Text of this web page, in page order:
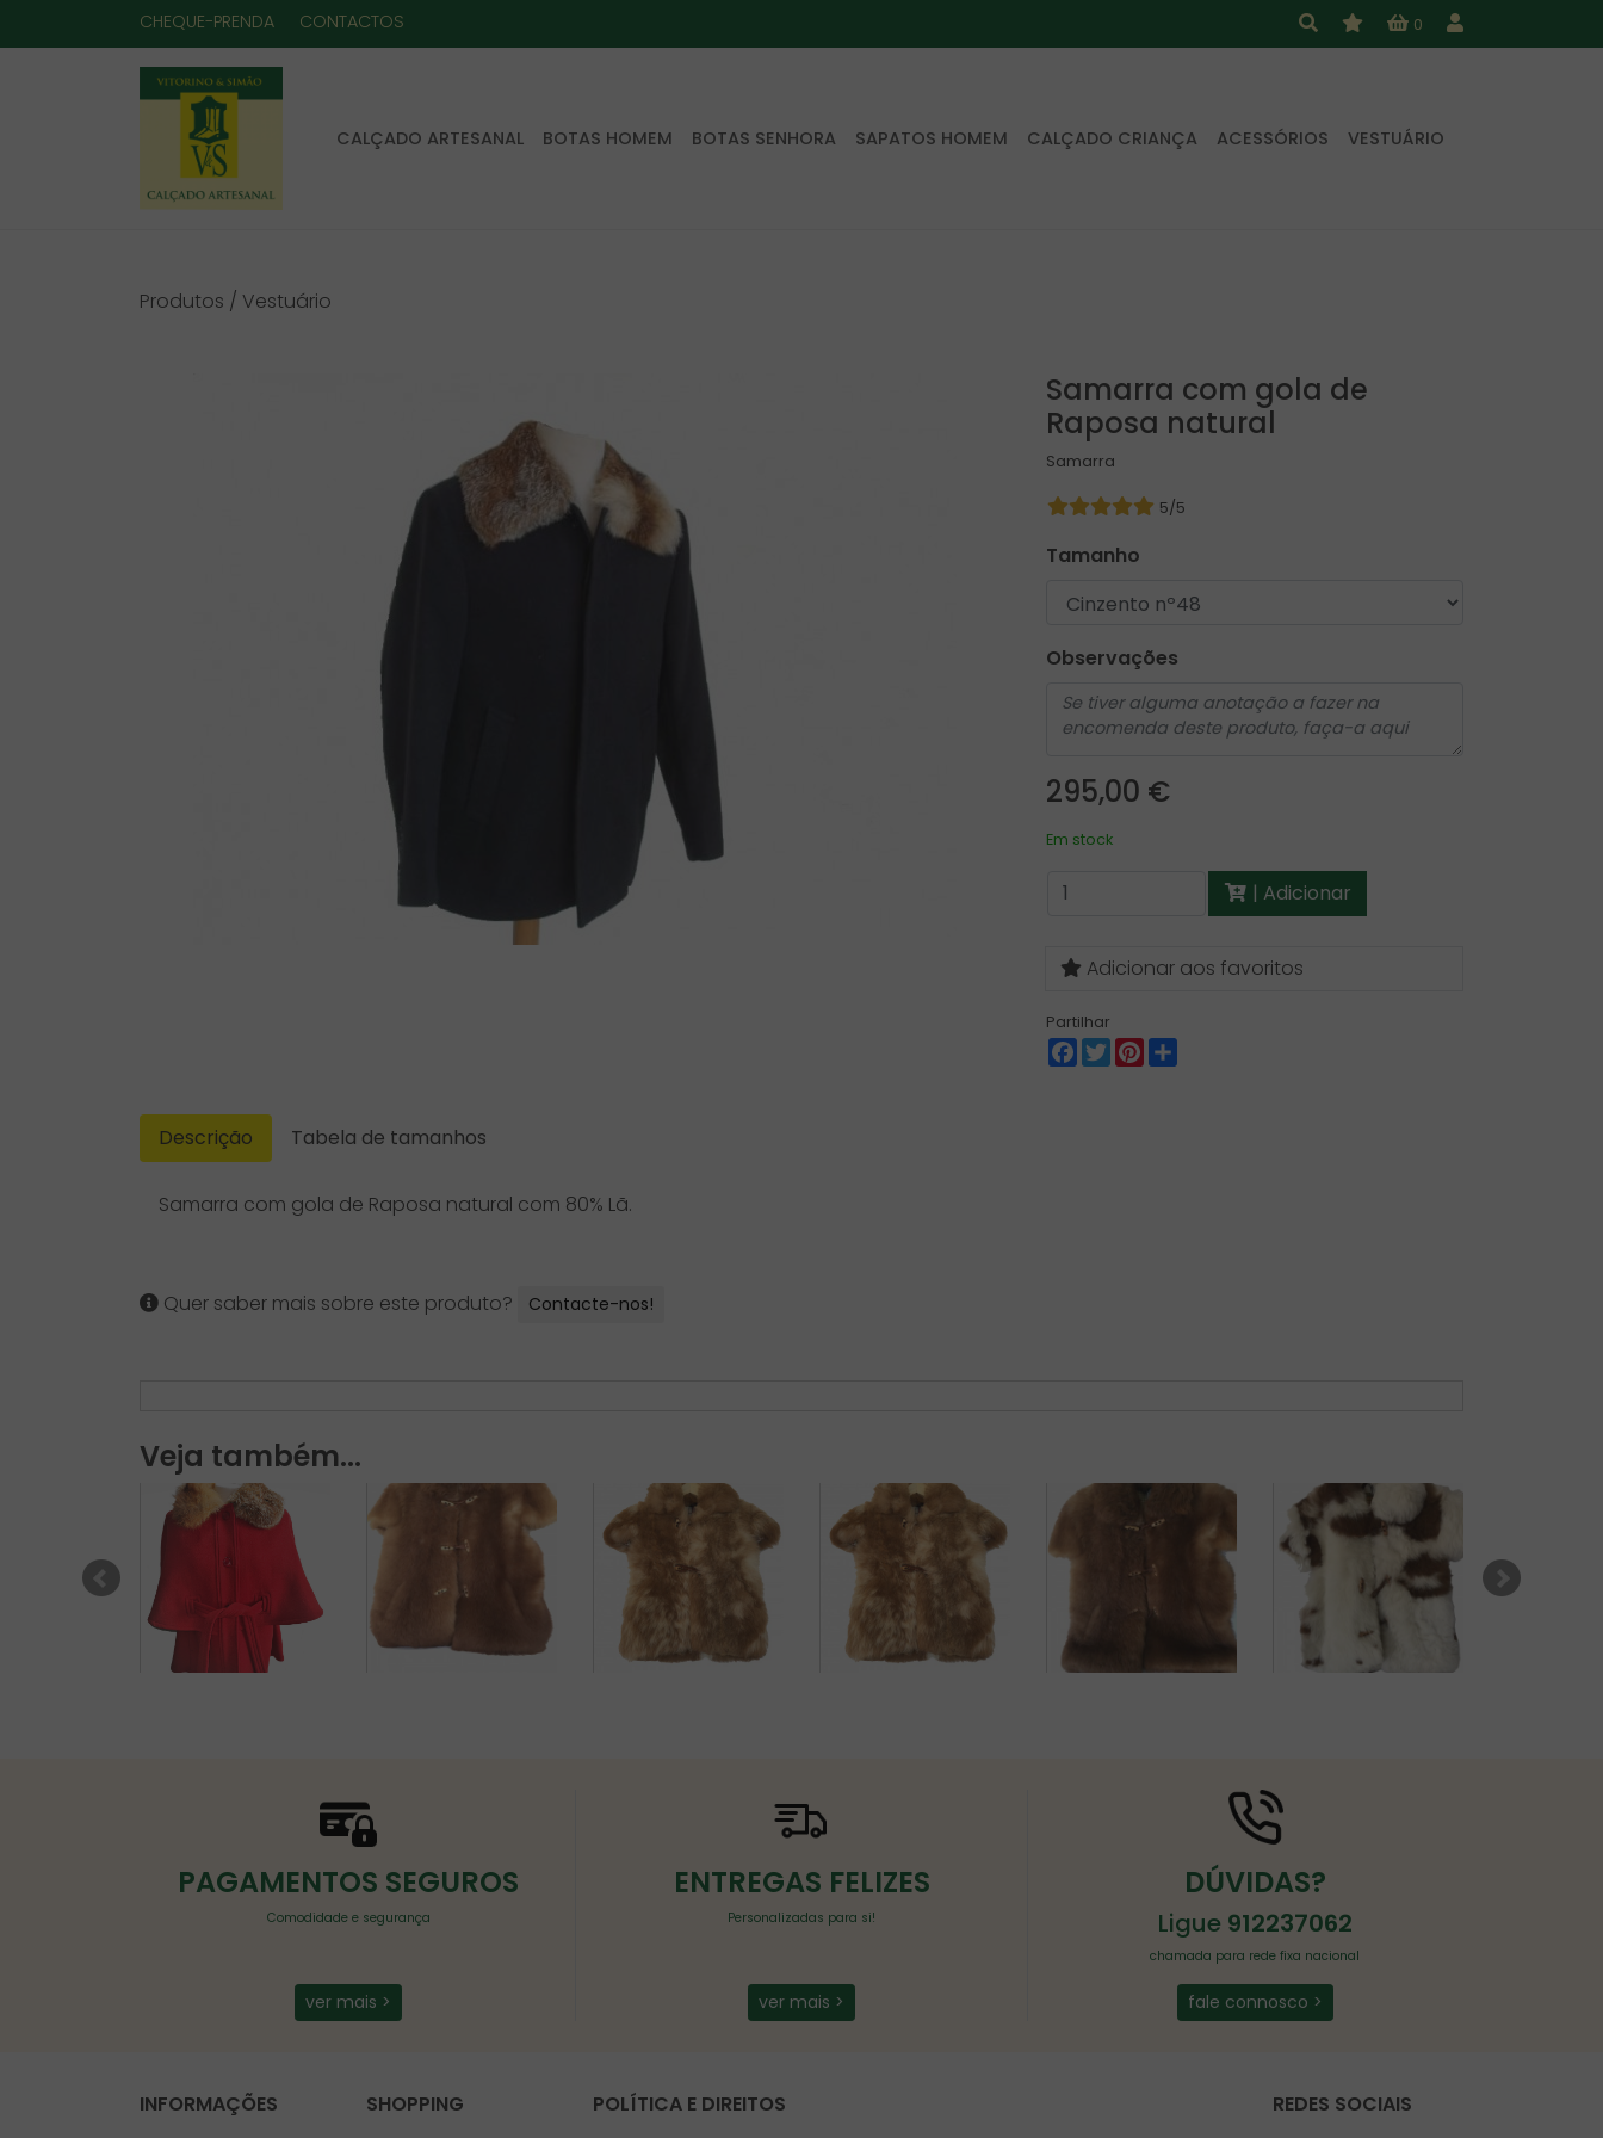
CHEQUE-PRENDA CONTACTOS 0
CALÇADO ARTESANAL BOTAS HOMEM BOTAS SENHORA SAPATOS HOMEM CALÇADO CRIANÇA ACESSÓRIOS VESTUÁRIO
Produtos / Vestuário
Samarra com gola de
Raposa natural
Samarra
5/5
Tamanho
Observações
295,00 €
Em stock
| Adicionar
Adicionar aos favoritos
Partilhar
Facebook
TwitterPinterest
Descrição Tabela de tamanhos
Samarra com gola de Raposa natural com 80% Lã.
Quer saber mais sobre este produto? Contacte-nos!
Veja também...
PAGAMENTOS SEGUROS
Comodidade e segurança
ver mais >
ENTREGAS FELIZES
Personalizadas para si!
ver mais >
DÚVIDAS?
Ligue 912237062
chamada para rede fixa nacional
fale connosco >
INFORMAÇÕES SHOPPING POLÍTICA E DIREITOS REDES SOCIAIS